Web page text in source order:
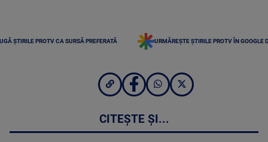
ȘTIRILE PROTV CA SURSĂ PREFERATĂ URMĂREȘTE ȘTIRILE PROTV ÎN GOOGLE
CITEȘTE ȘI...